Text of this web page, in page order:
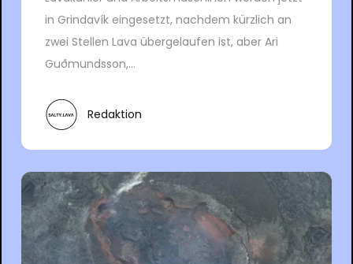
in Grindavík eingesetzt, nachdem kürzlich an
zwei Stellen Lava übergelaufen ist, aber Ari
Guðmundsson,...
Redaktion